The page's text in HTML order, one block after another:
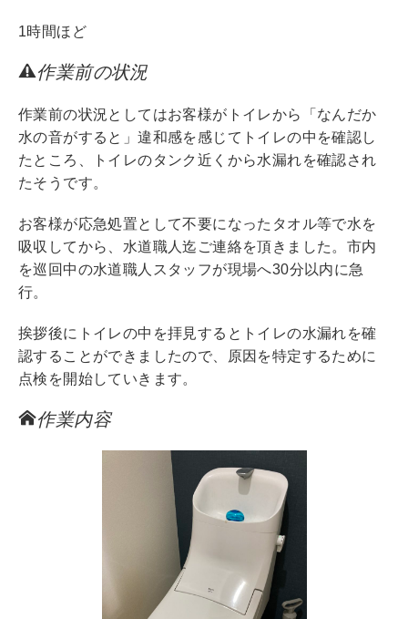
1時間ほど
作業前の状況
作業前の状況としてはお客様がトイレから「なんだか
水の音がすると」違和感を感じてトイレの中を確認し
たところ、トイレのタンク近くから水漏れを確認され
たそうです。
お客様が応急処置として不要になったタオル等で水を
吸収してから、水道職人迄ご連絡を頂きました。市内
を巡回中の水道職人スタッフが現場へ30分以内に急
行。
挨拶後にトイレの中を拝見するとトイレの水漏れを確
認することができましたので、原因を特定するために
点検を開始していきます。
作業内容